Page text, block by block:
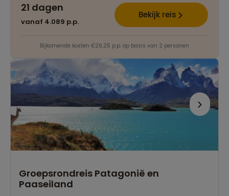
21 dagen
vanaf 4.089 p.p.
Bekijk reis
Bijkomende kosten €26,25 p.p. op basis van 2 personen
Groepsrondreis Patagonië en
Paaseiland